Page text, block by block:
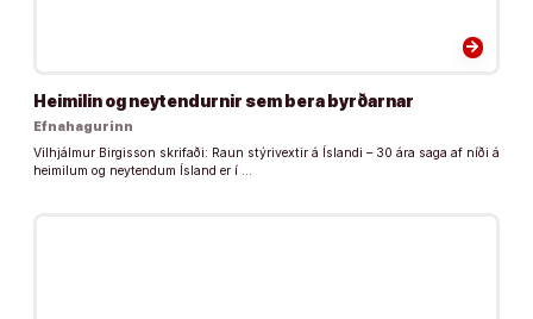
arrow_forward
Heimilin og neytendurnir sem bera byrðarnar
Efnahagurinn
Vilhjálmur Birgisson skrifaði: Raun stýrivextir á Íslandi – 30 ára saga af níði á
heimilum og neytendum Ísland er í …